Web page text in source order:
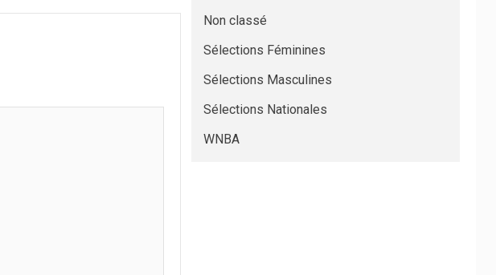
Non classé
Sélections Féminines
Sélections Masculines
Sélections Nationales
WNBA